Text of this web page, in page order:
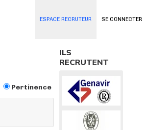
SE CONNECTER
ESPACE RECRUTEUR
Pertinence
ILS
RECRUTENT